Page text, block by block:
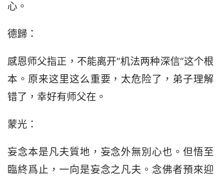
心。
德歸：
感恩师父指正，不能离开“机法两种深信”这个根
本。原来这里这么重要，太危险了，弟子理解
错了，幸好有师父在。
蒙光：
妄念本是凡夫質地，妄念外無別心也。但悟至
臨終爲止，一向是妄念之凡夫。念佛者預來迎